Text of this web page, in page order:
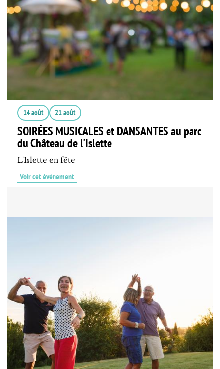
14 août 21 août
SOIRÉES MUSICALES et DANSANTES au parc
du Château de l'Islette
L'Islette en fête
Voir cet événement